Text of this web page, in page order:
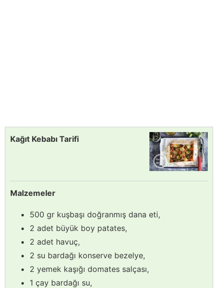
Kağıt Kebabı Tarifi
Malzemeler
500 gr kuşbaşı doğranmış dana eti,
2 adet büyük boy patates,
2 adet havuç,
2 su bardağı konserve bezelye,
2 yemek kaşığı domates salçası,
1 çay bardağı su,